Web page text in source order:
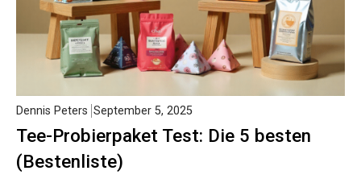
Tee-Probierpaket Test: Die 5 besten
(Bestenliste)
Dennis Peters September 5, 2025